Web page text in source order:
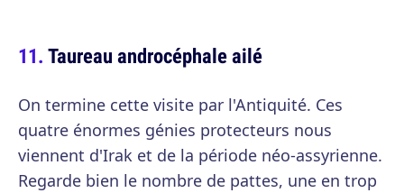
Taureau androcéphale ailé
On termine cette visite par l'Antiquité. Ces
quatre énormes génies protecteurs nous
viennent d'Irak et de la période néo-assyrienne.
Regarde bien le nombre de pattes, une en trop